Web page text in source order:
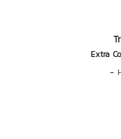
Extra
-